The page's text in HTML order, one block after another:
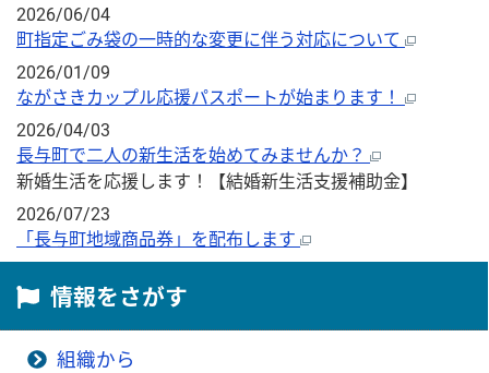
2026/06/04
町指定ごみ袋の一時的な変更に伴う対応について
2026/01/09
ながさきカップル応援パスポートが始まります！
2026/04/03
長与町で二人の新生活を始めてみませんか？
新婚生活を応援します！【結婚新生活支援補助金】
2026/07/23
「長与町地域商品券」を配布します
情報をさがす
組織から